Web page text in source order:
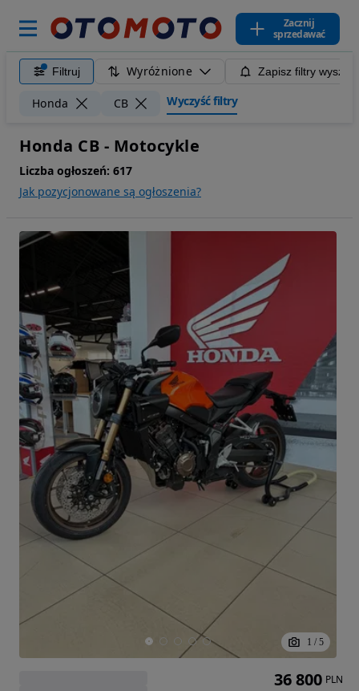
Zacznij
sprzedawać
Filtruj Wyróżnione Zapisz filtry
Honda CB Wyczyść filtry
Honda CB - Motocykle
Liczba ogłoszeń: 617
Jak pozycjonowane są ogłoszenia?
1 / 5
36 800 PLN